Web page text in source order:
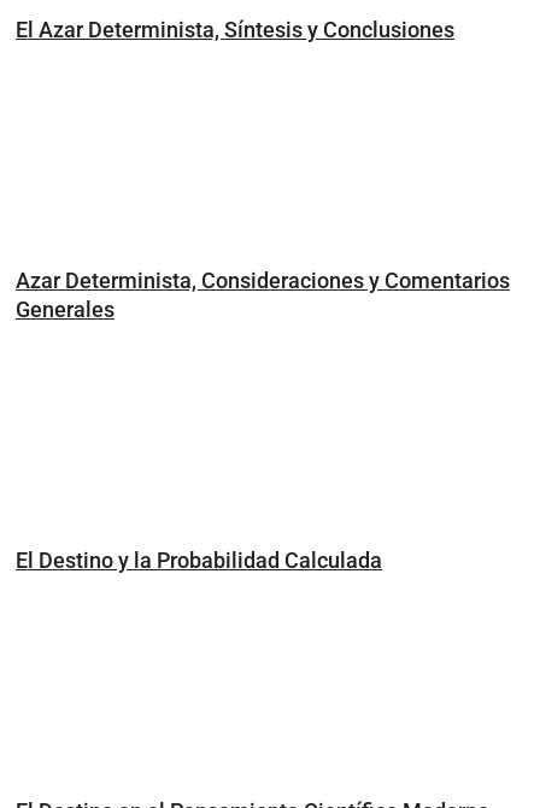
El Azar Determinista, Síntesis y Conclusiones
Azar Determinista, Consideraciones y Comentarios
Generales
El Destino y la Probabilidad Calculada